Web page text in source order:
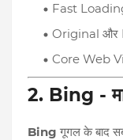
Fast
Original और
Core Web
2. Bing -
Bing गूगल के बाद